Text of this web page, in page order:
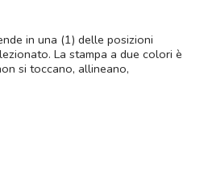
in una (1) delle posizioni
La stampa a due colori è
si toccano, allineano,